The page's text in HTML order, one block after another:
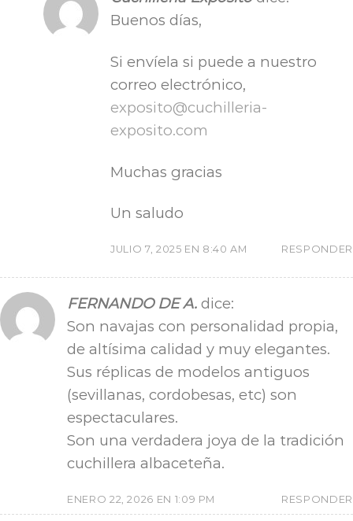
Buenos días,
Si envíela si puede a nuestro
correo electrónico,
exposito@cuchilleria-
exposito.com
Muchas gracias
Un saludo
JULIO 7, 2025 EN 8:40 AM RESPONDER
FERNANDO DE A. dice:
Son navajas con personalidad propia,
de altísima calidad y muy elegantes.
Sus réplicas de modelos antiguos
(sevillanas, cordobesas, etc) son
espectaculares.
Son una verdadera joya de la tradición
cuchillera albaceteña.
ENERO 22, 2026 EN 1:09 PM RESPONDER